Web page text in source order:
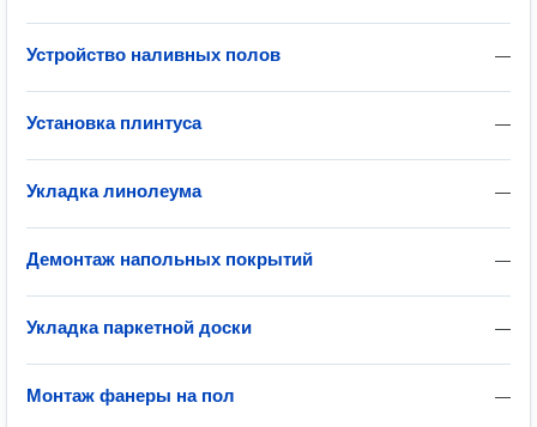
—
Устройство наливных полов
—
Установка плинтуса
—
Укладка линолеума
—
Демонтаж напольных покрытий
—
Укладка паркетной доски
—
Монтаж фанеры на пол